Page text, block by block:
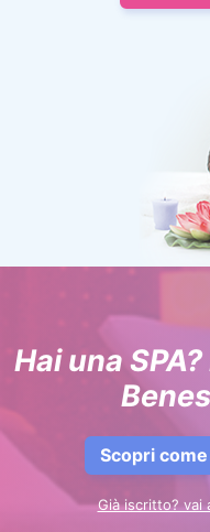
Hai una
Scopri
Già iscritto? vai